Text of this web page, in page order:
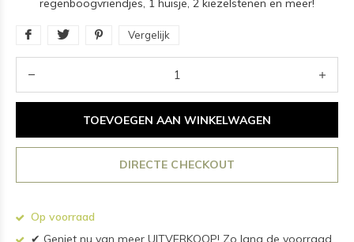
regenboogvriendjes, 1 huisje, 2 kiezelstenen en meer!
Vergelijk
TOEVOEGEN AAN WINKELWAGEN
DIRECTE CHECKOUT
Op voorraad
✔ Geniet nu van meer UITVERKOOP! Zo lang de voorraad